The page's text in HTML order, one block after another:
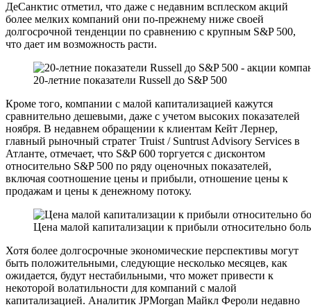
ДеСанктис отметил, что даже с недавним всплеском акций
более мелких компаний они по-прежнему ниже своей
долгосрочной тенденции по сравнению с крупным S&P 500,
что дает им возможность расти.
20-летние показатели Russell до S&P 500
Кроме того, компании с малой капитализацией кажутся
сравнительно дешевыми, даже с учетом высоких показателей
ноября. В недавнем обращении к клиентам Кейт Лернер,
главный рыночный стратег Truist / Suntrust Advisory Services в
Атланте, отмечает, что S&P 600 торгуется с дисконтом
относительно S&P 500 по ряду оценочных показателей,
включая соотношение цены и прибыли, отношение цены к
продажам и цены к денежному потоку.
Цена малой капитализации к прибыли относительно
Хотя более долгосрочные экономические перспективы могут
быть положительными, следующие несколько месяцев, как
ожидается, будут нестабильными, что может привести к
некоторой волатильности для компаний с малой
капитализацией. Аналитик JPMorgan Майкл Фероли недавно